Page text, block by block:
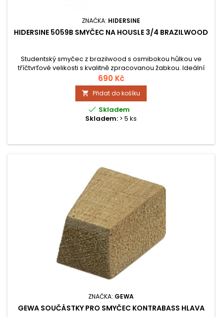
ZNAČKA: HIDERSINE
HIDERSINE 5059B SMYČEC NA HOUSLE 3/4 BRAZILWOOD
Studentský smyčec z brazilwood s osmibokou hůlkou ve
tříčtvrťové velikosti s kvalitně zpracovanou žabkou. Ideální
volba pro začátečníky.
690 Kč
 Přidat do košíku
 Skladem
Skladem: > 5 ks
ZNAČKA: GEWA
GEWA SOUČÁSTKY PRO SMYČEC KONTRABASS HLAVA